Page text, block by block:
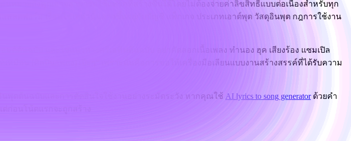
มันหมายถึงคุณอาจสามารถใช้แทร็กที่สร้างขึ้นได้โดยไม่ต้องจ่ายค่าลิขสิทธิ์แบบต่อเนื่องสำหรับทุก
ลตฟอร์ม เงื่อนไขเหล่านั้นอาจขึ้นอยู่กับบัญชี แพ็กเกจ ประเภทเอาต์พุต วัสดุอินพุต กฎการใช้งาน
ต์ต้นฉบับ และใช้แนวทางครีเอทีฟต้นฉบับ อย่าคัดลอกเนื้อเพลง ทำนอง ฮุค เสียงร้อง แซมเปิล
มือน [ศิลปิน/เพลง] เป๊ะๆ” เพราะนั่นคือการขอให้เครื่องมือเลียนแบบงานสร้างสรรค์ที่ได้รับความ
นพุตต้นฉบับและการตัดสินใจใช้งานอย่างระมัดระวัง หากคุณใช้ AI lyrics to song generatorด้วยคำ
อนโน้ตแรกจะถูกสร้าง